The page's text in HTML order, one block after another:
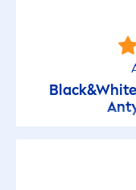
Black&White